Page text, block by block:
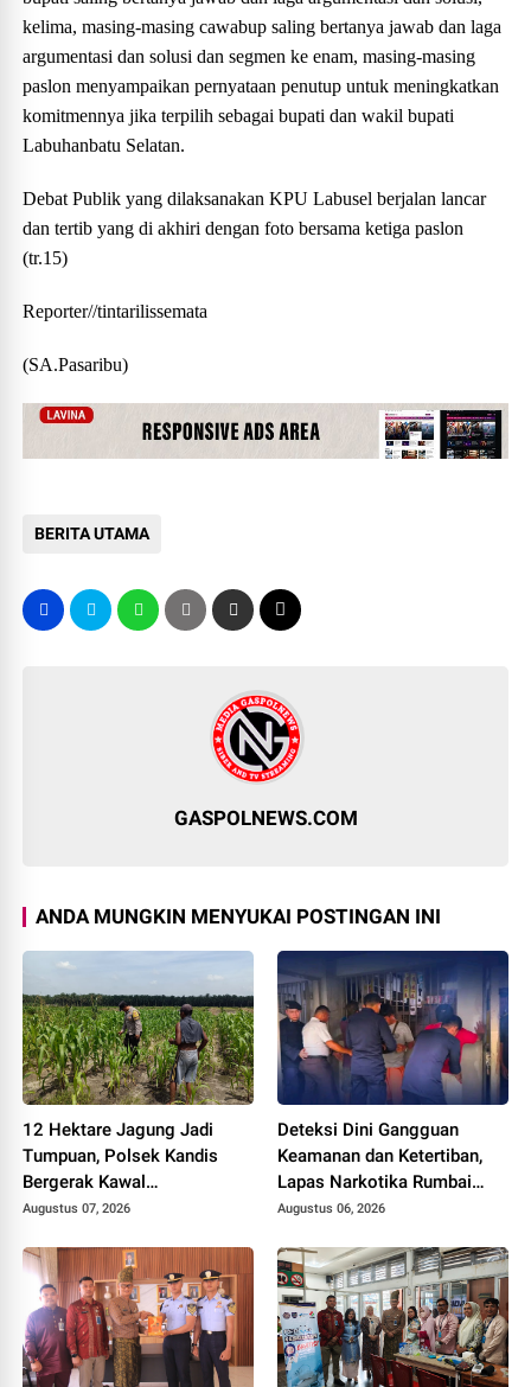
kelima, masing-masing cawabup saling bertanya jawab dan laga
argumentasi dan solusi dan segmen ke enam, masing-masing
paslon menyampaikan pernyataan penutup untuk meningkatkan
komitmennya jika terpilih sebagai bupati dan wakil bupati
Labuhanbatu Selatan.
Debat Publik yang dilaksanakan KPU Labusel berjalan lancar
dan tertib yang di akhiri dengan foto bersama ketiga paslon
(tr.15)
Reporter//tintarilissemata
(SA.Pasaribu)
BERITA UTAMA
GASPOLNEWS.COM
ANDA MUNGKIN MENYUKAI POSTINGAN INI
12 Hektare Jagung Jadi
Tumpuan, Polsek Kandis
Bergerak Kawal
Swasembada Pangan
Augustus 07, 2026
Deteksi Dini Gangguan
Keamanan dan Ketertiban,
Lapas Narkotika Rumbai
Gelar Razia Rutin Blok
Augustus 06, 2026